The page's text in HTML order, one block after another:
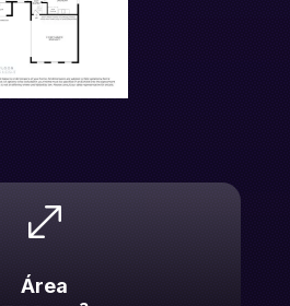
.
Área